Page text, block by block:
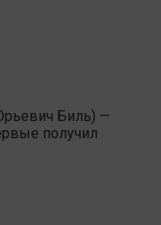
Биль) —
получил